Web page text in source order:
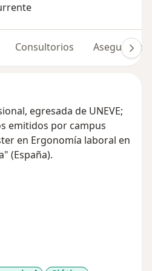
Consultorios Aseguradoras
egresada de UNEVE;
emitidos por campus
en Ergonomía laboral en
(España).